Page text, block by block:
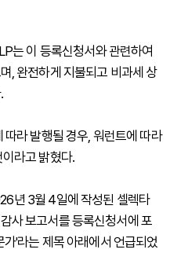
는 이 등록신청서와 관련하여
, 완전하게 지불되고 비과세 상
라 발행될 경우, 워런트에 따라
라고 밝혔다.
년 3월 4일에 작성된 셀렉타
사 보고서를 등록신청서에 포
'라는 제목 아래에서 언급되었